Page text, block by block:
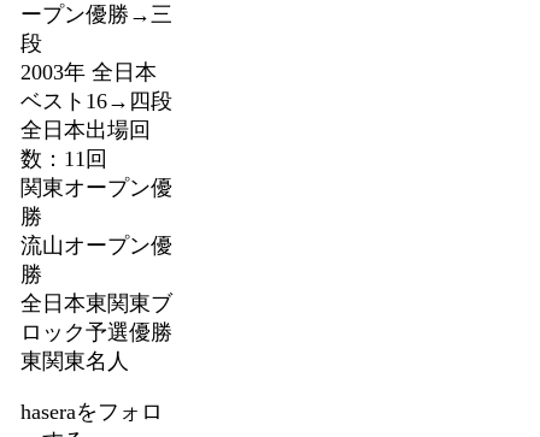
ープン優勝→三
段
2003年 全日本
ベスト16→四段
全日本出場回
数：11回
関東オープン優
勝
流山オープン優
勝
全日本東関東ブ
ロック予選優勝
東関東名人
haseraをフォロ